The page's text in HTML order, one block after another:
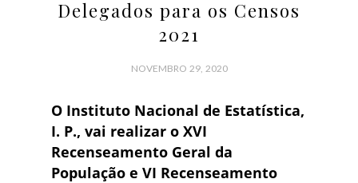
Delegados para os Censos
2021
NOVEMBRO 29, 2020
O Instituto Nacional de Estatística,
I. P., vai realizar o XVI
Recenseamento Geral da
População e VI Recenseamento